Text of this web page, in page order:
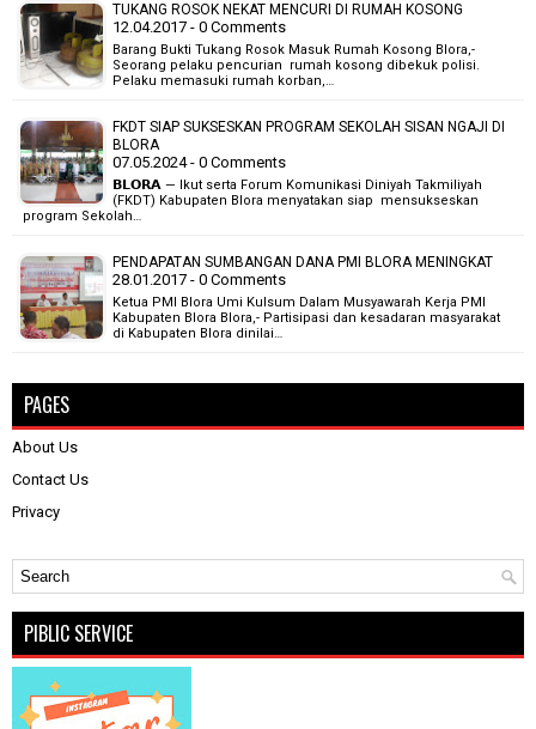
TUKANG ROSOK NEKAT MENCURI DI RUMAH KOSONG
12.04.2017 - 0 Comments
Barang Bukti Tukang Rosok Masuk Rumah Kosong Blora,-
Seorang pelaku pencurian rumah kosong dibekuk polisi.
Pelaku memasuki rumah korban,…
FKDT SIAP SUKSESKAN PROGRAM SEKOLAH SISAN NGAJI DI
BLORA
07.05.2024 - 0 Comments
𝗕𝗟𝗢𝗥𝗔 — Ikut serta Forum Komunikasi Diniyah Takmiliyah
(FKDT) Kabupaten Blora menyatakan siap mensukseskan
program Sekolah…
PENDAPATAN SUMBANGAN DANA PMI BLORA MENINGKAT
28.01.2017 - 0 Comments
Ketua PMI Blora Umi Kulsum Dalam Musyawarah Kerja PMI
Kabupaten Blora Blora,- Partisipasi dan kesadaran masyarakat
di Kabupaten Blora dinilai…
PAGES
About Us
Contact Us
Privacy
PIBLIC SERVICE